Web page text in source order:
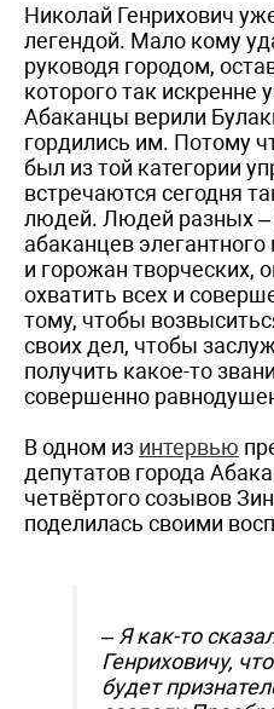
Николай Генрихович
легендой. Мало кому
руководя городом,
которого так искренне
Абаканцы верили
гордились им. Потому
был из той категории
встречаются сегодня
людей. Людей разных –
абаканцев
и горожан творческих,
охватить всех и
тому, чтобы
своих дел, чтобы
получить какое-то
совершенно
В одном из интервью
депутатов города
четвёртого созывов
поделилась своими
– Я как-то
Генриховичу,
будет